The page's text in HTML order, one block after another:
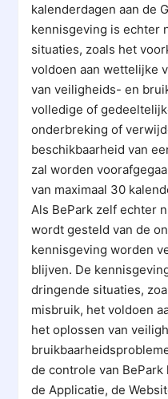
kalenderdagen aan de
kennisgeving is echter
situaties, zoals het
voldoen aan wettelijke
van veiligheids- en
volledige of
onderbreking of
beschikbaarheid van
zal worden
van maximaal 30
Als BePark zelf echter
wordt gesteld van de
kennisgeving worden
blijven. De
dringende situaties,
misbruik, het voldoen
het oplossen van
de controle van
de Applicatie, de